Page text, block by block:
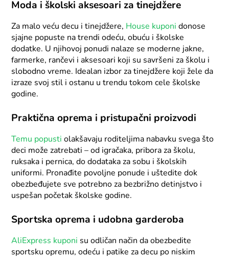
Moda i školski aksesoari za tinejdžere
Za malo veću decu i tinejdžere, House kuponi donose
sjajne popuste na trendi odeću, obuću i školske
dodatke. U njihovoj ponudi nalaze se moderne jakne,
farmerke, rančevi i aksesoari koji su savršeni za školu i
slobodno vreme. Idealan izbor za tinejdžere koji žele da
izraze svoj stil i ostanu u trendu tokom cele školske
godine.
Praktična oprema i pristupačni proizvodi
Temu popusti olakšavaju roditeljima nabavku svega što
deci može zatrebati – od igračaka, pribora za školu,
ruksaka i pernica, do dodataka za sobu i školskih
uniformi. Pronađite povoljne ponude i uštedite dok
obezbeđujete sve potrebno za bezbrižno detinjstvo i
uspešan početak školske godine.
Sportska oprema i udobna garderoba
AliExpress kuponi su odličan način da obezbedite
sportsku opremu, odeću i patike za decu po niskim